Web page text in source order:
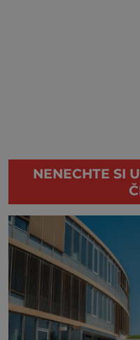
NENECHTE SI